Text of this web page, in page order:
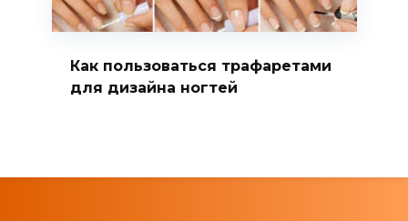
Как пользоваться трафаретами
для дизайна ногтей